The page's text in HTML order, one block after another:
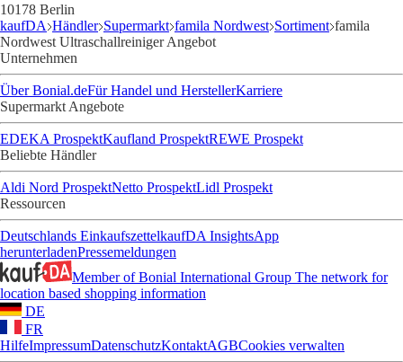
10178 Berlin
kaufDA Händler Supermarkt famila Nordwest Sortiment famila
Nordwest Ultraschallreiniger Angebot
Unternehmen
Über Bonial.deFür Handel und HerstellerKarriere
Supermarkt Angebote
EDEKA ProspektKaufland ProspektREWE Prospekt
Beliebte Händler
Aldi Nord ProspektNetto ProspektLidl Prospekt
Ressourcen
Deutschlands EinkaufszettelkaufDA InsightsApp
herunterladenPressemeldungen
Member of Bonial International Group The network for
location based shopping information
DE
FR
HilfeImpressumDatenschutzKontaktAGBCookies verwalten